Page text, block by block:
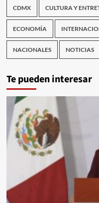
CDMX CULTURA Y
ECONOMÍA
NACIONALES NOTICIAS
Te pueden interesar